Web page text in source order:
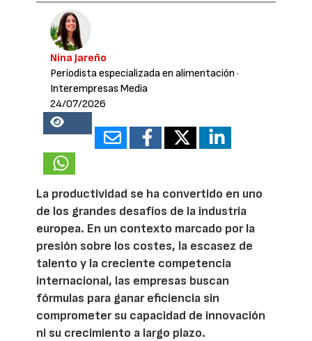
Nina Jareño
Periodista especializada en alimentación ·
Interempresas Media
24/07/2026
18917
La productividad se ha convertido en uno
de los grandes desafíos de la industria
europea. En un contexto marcado por la
presión sobre los costes, la escasez de
talento y la creciente competencia
internacional, las empresas buscan
fórmulas para ganar eficiencia sin
comprometer su capacidad de innovación
ni su crecimiento a largo plazo.